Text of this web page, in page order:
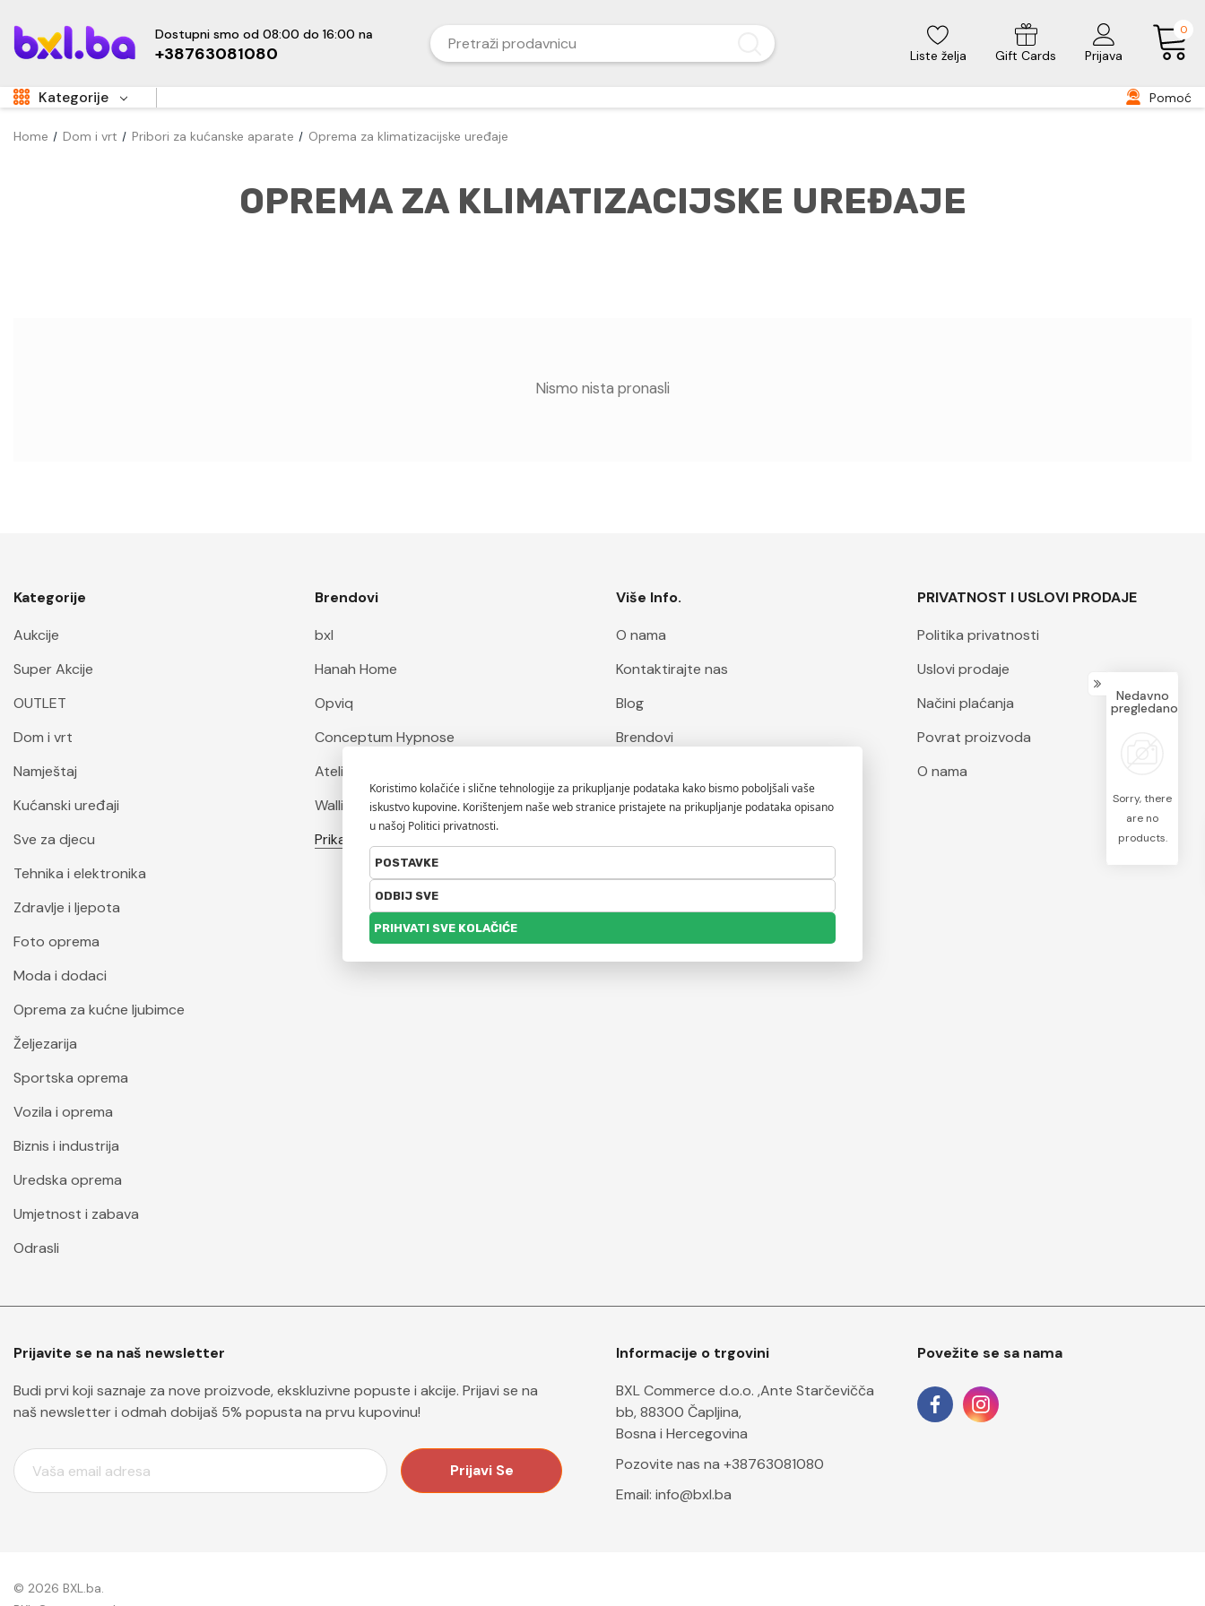
Dostupni smo od 08:00 do 16:00 na
+38763081080 Liste želja Gift Cards Prijava
0
Kategorije
Uredska oprema
Umjetnost i zabava
Odrasli
Pomoć
Home Dom i vrt Pribori za kućanske aparate Oprema za klimatizacijske uređaje
OPREMA ZA KLIMATIZACIJSKE UREĐAJE
Nismo nista pronasli
Kategorije
Aukcije
Super Akcije
OUTLET
Dom i vrt
Namještaj
Kućanski uređaji
Sve za djecu
Tehnika i elektronika
Zdravlje i ljepota
Foto oprema
Moda i dodaci
Oprema za kućne ljubimce
Željezarija
Sportska oprema
Vozila i oprema
Biznis i industrija
Uredska oprema
Umjetnost i zabava
Odrasli
Brendovi
bxl
Hanah Home
Opviq
Conceptum Hypnose
Atelier Del Sofa
Wallity
Prikaži sve
Više Info.
O nama
Kontaktirajte nas
Blog
Brendovi
PRIVATNOST I USLOVI PRODAJE
Politika privatnosti
Uslovi prodaje
Načini plaćanja
Povrat proizvoda
O nama
Prijavite se na naš newsletter
Budi prvi koji saznaje za nove proizvode, ekskluzivne popuste i akcije. Prijavi se na
naš newsletter i odmah dobijaš 5% popusta na prvu kupovinu!
E
M
D
Informacije o trgovini
BXL Commerce d.o.o. ,Ante Starčevičča
bb, 88300 Čapljina,
Bosna i Hercegovina
Pozovite nas na +38763081080
Email: info@bxl.ba
Povežite se sa nama
© 2026 BXL.ba.
Nedavno
pregledano
Sorry, there
are no
products.